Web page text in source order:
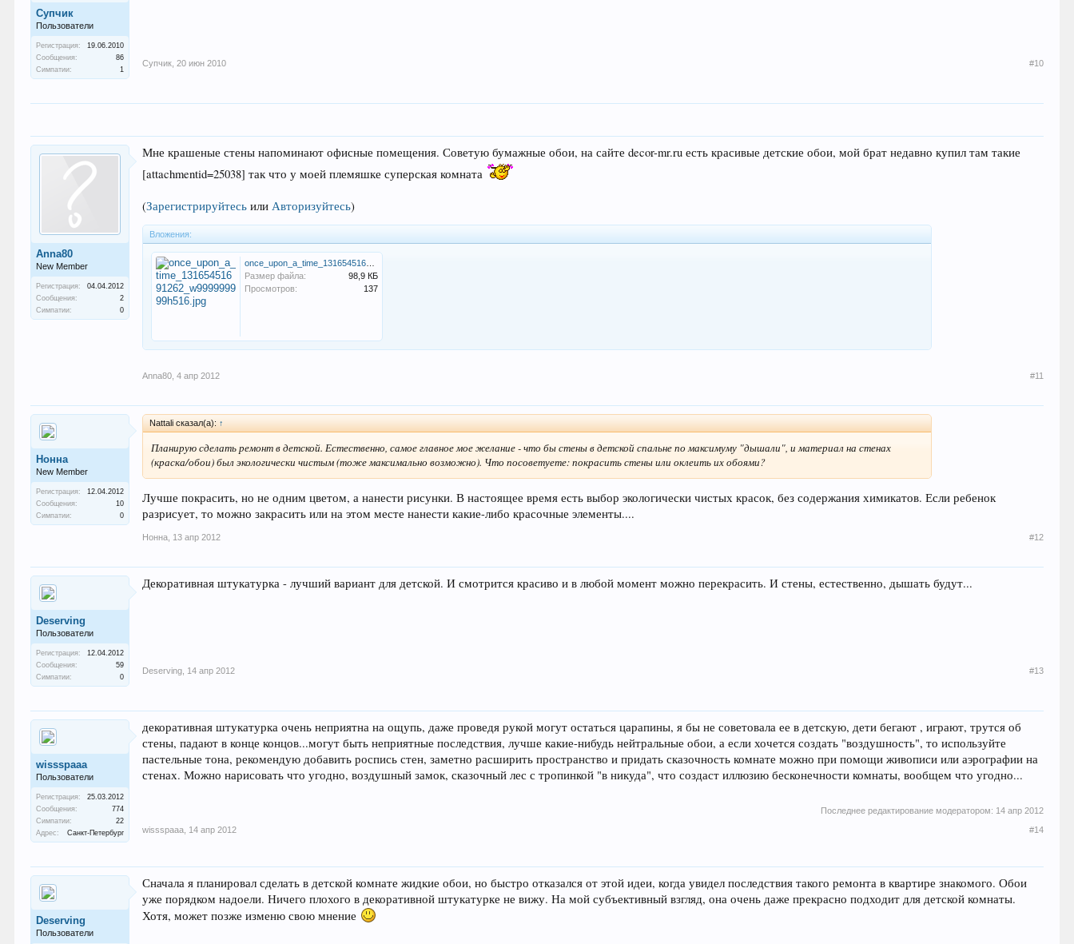
Супчик
Пользователи
Регистрация:
19.06.2010
Сообщения:
86
Симпатии:
1
Супчик 20 июн 2010 #10
Anna80
New Member
Регистрация:
04.04.2012
Сообщения:
2
Симпатии:
0
Мне крашеные стены напоминают офисные помещения. Советую бумажные обои, на сайте decor-mr.ru есть красивые детские обои, мой брат недавно купил там такие
[attachmentid=25038] так что у моей племяшке суперская комната
(Зарегистрируйтесь или Авторизуйтесь)
Вложения:
Размер файла:
98,9 КБ
Просмотров:
137
Anna80 4 апр 2012 #11
Нонна
New Member
Регистрация:
12.04.2012
Сообщения:
10
Симпатии:
0
Nattali сказал(а): ↑
Планирую сделать ремонт в детской. Естественно, самое главное мое желание - что бы стены в детской спальне по максимуму "дышали", и материал на стенах
(краска/обои) был экологически чистым (тоже максимально возможно). Что посоветуете: покрасить стены или оклеить их обоями?
Лучше покрасить, но не одним цветом, а нанести рисунки. В настоящее время есть выбор экологически чистых красок, без содержания химикатов. Если ребенок
разрисует, то можно закрасить или на этом месте нанести какие-либо красочные элементы....
Нонна 13 апр 2012 #12
Deserving
Пользователи
Регистрация:
12.04.2012
Сообщения:
59
Симпатии:
0
Декоративная штукатурка - лучший вариант для детской. И смотрится красиво и в любой момент можно перекрасить. И стены, естественно, дышать будут...
Deserving 14 апр 2012 #13
wissspaaa
Пользователи
Регистрация:
25.03.2012
Сообщения:
774
Симпатии:
22
Адрес:
Санкт-Петербург
декоративная штукатурка очень неприятна на ощупь, даже проведя рукой могут остаться царапины, я бы не советовала ее в детскую, дети бегают , играют, трутся об
стены, падают в конце концов...могут быть неприятные последствия, лучше какие-нибудь нейтральные обои, а если хочется создать "воздушность", то используйте
пастельные тона, рекомендую добавить роспись стен, заметно расширить пространство и придать сказочность комнате можно при помощи живописи или аэрографии на
стенах. Можно нарисовать что угодно, воздушный замок, сказочный лес с тропинкой "в никуда", что создаст иллюзию бесконечности комнаты, вообщем что угодно...
Последнее редактирование модератором: 14 апр 2012
wissspaaa 14 апр 2012 #14
Deserving
Пользователи
Сначала я планировал сделать в детской комнате жидкие обои, но быстро отказался от этой идеи, когда увидел последствия такого ремонта в квартире знакомого. Обои
уже порядком надоели. Ничего плохого в декоративной штукатурке не вижу. На мой субъективный взгляд, она очень даже прекрасно подходит для детской комнаты.
Хотя, может позже изменю свою мнение